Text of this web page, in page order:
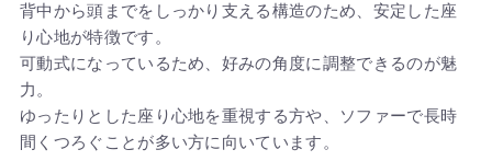
背中から頭までをしっかり支える構造のため、安定した座
り心地が特徴です。
可動式になっているため、好みの角度に調整できるのが魅
力。
ゆったりとした座り心地を重視する方や、ソファーで長時
間くつろぐことが多い方に向いています。